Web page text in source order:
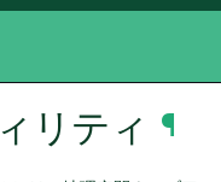
リティ ¶